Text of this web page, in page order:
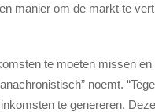
manier om de markt te
te moeten missen
noemt.
te genereren.